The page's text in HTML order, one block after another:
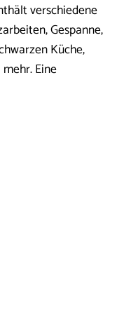
verschiedene
Gespanne,
Küche,
Eine